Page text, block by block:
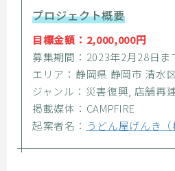
プロジェクト概要
目標金額：2,000,000円
募集期間：2023年2月28日ま
エリア：静岡県 静岡市 清水
ジャンル：災害復興, 店舗再
掲載媒体：CAMPFIRE
起案者名： うどん屋げんき（